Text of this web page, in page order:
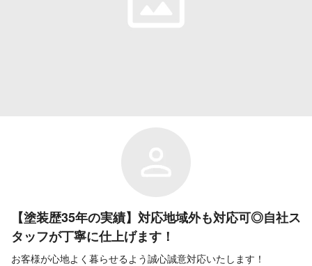
【塗装歴35年の実績】対応地域外も対応可◎自社ス
タッフが丁寧に仕上げます！
お客様が心地よく暮らせるよう誠心誠意対応いたします！